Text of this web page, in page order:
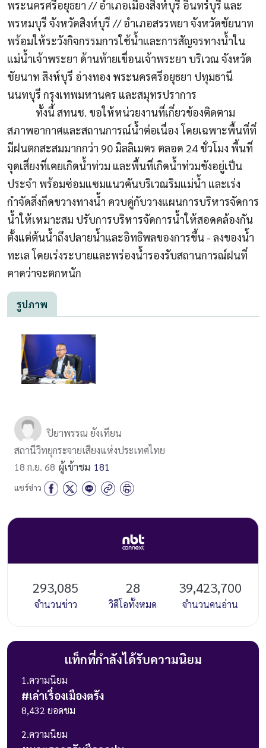
พระนครศรีอยุธยา // อำเภอเมืองสิงห์บุรี อินทร์บุรี และ
พรหมบุรี จังหวัดสิงห์บุรี // อำเภอสรรพยา จังหวัดชัยนาท
พร้อมให้ระวังกิจกรรมการใช้น้ำและการสัญจรทางน้ำใน
แม่น้ำเจ้าพระยา ด้านท้ายเขื่อนเจ้าพระยา บริเวณ จังหวัด
ชัยนาท สิงห์บุรี อ่างทอง พระนครศรีอยุธยา ปทุมธานี
นนทบุรี กรุงเทพมหานคร และสมุทรปราการ
ทั้งนี้ สทนช. ขอให้หน่วยงานที่เกี่ยวข้องติดตาม
สภาพอากาศและสถานการณ์น้ำต่อเนื่อง โดยเฉพาะพื้นที่ที่
มีฝนตกสะสมมากกว่า 90 มิลลิเมตร ตลอด 24 ชั่วโมง พื้นที่
จุดเสี่ยงที่เคยเกิดน้ำท่วม และพื้นที่เกิดน้ำท่วมขังอยู่เป็น
ประจำ พร้อมซ่อมแซมแนวคันบริเวณริมแม่น้ำ และเร่ง
กำจัดสิ่งกีดขวางทางน้ำ ควบคู่กับวางแผนการบริหารจัดการ
น้ำให้เหมาะสม ปรับการบริหารจัดการน้ำให้สอดคล้องกัน
ตั้งแต่ต้นน้ำถึงปลายน้ำและอิทธิพลของการขึ้น - ลงของน้ำ
ทะเล โดยเร่งระบายและพร่องน้ำรองรับสถานการณ์ฝนที่
คาดว่าจะตกหนัก
รูปภาพ
ปิยาพรรณ ยังเทียน
สถานีวิทยุกระจายเสียงแห่งประเทศไทย
18 ก.ย. 68 ผู้เข้าชม 181
แชร์ข่าว
293,085
จำนวนข่าว
28
วิดีโอทั้งหมด
39,423,700
จำนวนคนอ่าน
แท็กที่กำลังได้รับความนิยม
1 .ความนิยม
#เล่าเรื่องเมืองตรัง
8,432 ยอดชม
2.ความนิยม